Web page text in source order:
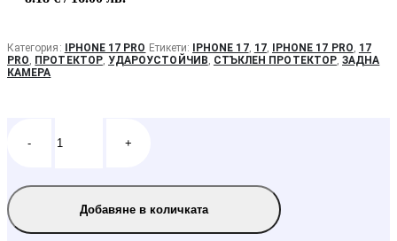
Категория: IPHONE 17 PRO Етикети: IPHONE 17, 17, IPHONE 17 PRO, 17
PRO, ПРОТЕКТОР, УДАРОУСТОЙЧИВ, СТЪКЛЕН ПРОТЕКТОР,ЗАДНА
КАМЕРА
- +
Добавяне в количката